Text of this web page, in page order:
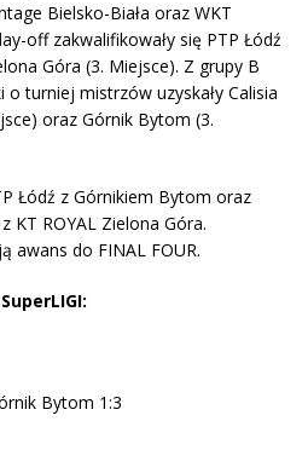
Bielsko-Biała oraz WKT
off zakwalifikowały się PTP Łódź
Góra (3. Miejsce). Z grupy B
turniej mistrzów uzyskały Calisia
oraz Górnik Bytom (3.
Łódź z Górnikiem Bytom oraz
KT ROYAL Zielona Góra.
awans do FINAL FOUR.
Bytom 1:3